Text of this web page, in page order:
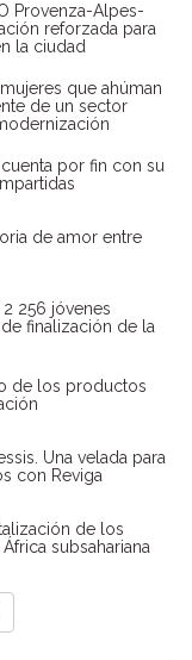
Provenza-Alpes-
reforzada para
la ciudad
que ahúman
de un sector
por fin con su
de amor entre
256 jóvenes
finalización de la
de los productos
Una velada para
con Reviga
de los
subsahariana